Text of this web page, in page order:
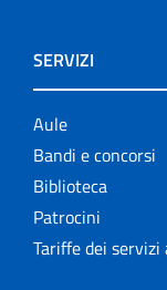
SERVIZI
Aule
Bandi e concorsi
Biblioteca
Patrocini
Tariffe dei servizi